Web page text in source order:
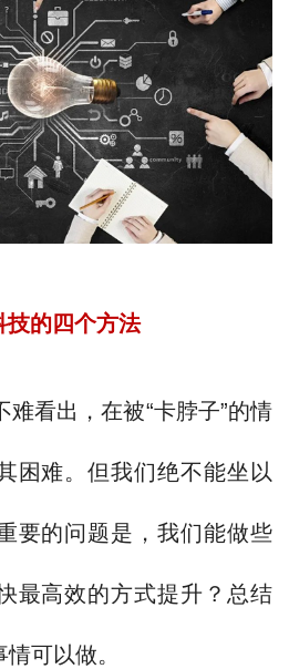
技的四个方法
看出，在被“卡脖子”的情
困难。但我们绝不能坐以
要的问题是，我们能做些
最高效的方式提升？总结
可以做。